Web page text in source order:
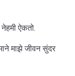
ऐकतो.
माझे जीवन सुंदर